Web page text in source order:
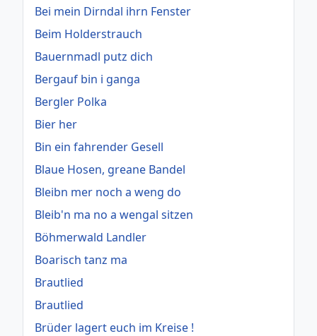
Bei mein Dirndal ihrn Fenster
Beim Holderstrauch
Bauernmadl putz dich
Bergauf bin i ganga
Bergler Polka
Bier her
Bin ein fahrender Gesell
Blaue Hosen, greane Bandel
Bleibn mer noch a weng do
Bleib'n ma no a wengal sitzen
Böhmerwald Landler
Boarisch tanz ma
Brautlied
Brautlied
Brüder lagert euch im Kreise !